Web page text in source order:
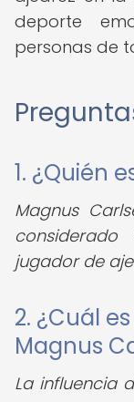
deporte
personas de
1. ¿Quién
Magnus
jugador de
2. ¿Cuál
Magnus
La influencia